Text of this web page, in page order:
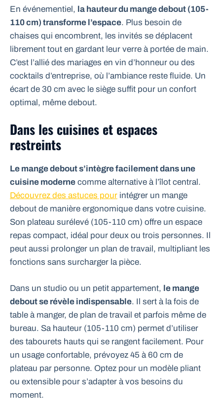
En événementiel, la hauteur du mange debout (105-
110 cm) transforme l’espace. Plus besoin de
chaises qui encombrent, les invités se déplacent
librement tout en gardant leur verre à portée de main.
C’est l’allié des mariages en vin d’honneur ou des
cocktails d’entreprise, où l’ambiance reste fluide. Un
écart de 30 cm avec le siège suffit pour un confort
optimal, même debout.
Dans les cuisines et espaces
restreints
Le mange debout s’intègre facilement dans une
cuisine moderne comme alternative à l’îlot central.
Découvrez des astuces pour intégrer un mange
debout de manière ergonomique dans votre cuisine.
Son plateau surélevé (105-110 cm) offre un espace
repas compact, idéal pour deux ou trois personnes. Il
peut aussi prolonger un plan de travail, multipliant les
fonctions sans surcharger la pièce.
Dans un studio ou un petit appartement, le mange
debout se révèle indispensable. Il sert à la fois de
table à manger, de plan de travail et parfois même de
bureau. Sa hauteur (105-110 cm) permet d’utiliser
des tabourets hauts qui se rangent facilement. Pour
un usage confortable, prévoyez 45 à 60 cm de
plateau par personne. Optez pour un modèle pliant
ou extensible pour s’adapter à vos besoins du
moment.